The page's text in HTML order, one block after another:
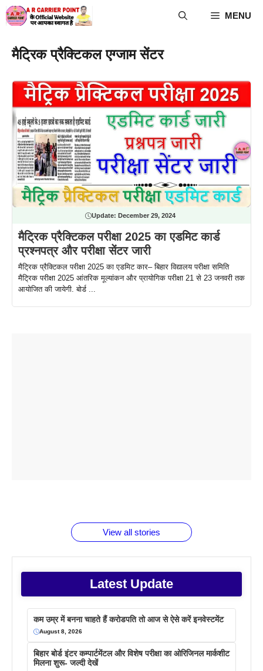
Skip
to
MENU
मैट्रिक प्रैक्टिकल एग्जाम सेंटर
Update: December 29, 2024
मैट्रिक प्रैक्टिकल परीक्षा 2025 का एडमिट कार्ड
प्रश्नपत्र और परीक्षा सेंटर जारी
मैट्रिक प्रैक्टिकल परीक्षा 2025 का एडमिट कार– बिहार विद्यालय परीक्षा समिति
मैट्रिक परीक्षा 2025 आंतरिक मूल्यांकन और प्रायोगिक परीक्षा 21 से 23 जनवरी तक
आयोजित की जायेगी. बोर्ड ...
View all stories
Latest Update
कम उम्र में बनना चाहते हैं करोडपति तो आज से ऐसे करें इनवेस्टमेंट
August 8, 2026
बिहार बोर्ड इंटर कम्पार्टमेंटल और विशेष परीक्षा का ओरिजिनल मार्कशीट
मिलना शुरू- जल्दी देखें